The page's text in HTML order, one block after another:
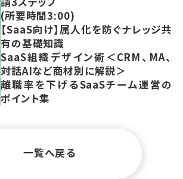
(所要時間3:00)
【SaaS向け】属人化を防ぐナレッジ共
有の基礎知識
SaaS組織デザイン術＜CRM、MA、
対話AIなど商材別に解説＞
離職率を下げるSaaSチーム運営の
ポイント集
一覧へ戻る